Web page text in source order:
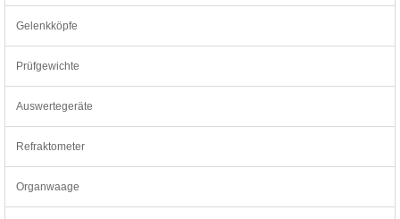
Gelenkköpfe
Prüfgewichte
Auswertegeräte
Refraktometer
Organwaage